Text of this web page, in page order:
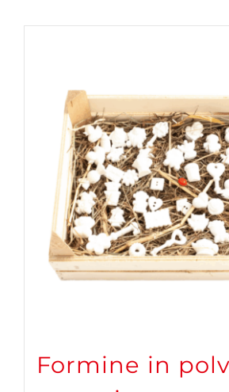
Formine in